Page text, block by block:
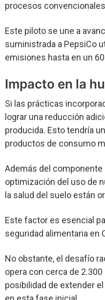
procesos
Este piloto se une a
suministrada a PepsiCo
emisiones hasta en un
Impacto en la
Si las prácticas
lograr una reducción
producida. Esto tendría
productos de consumo
Además del
optimización del uso de
la salud del suelo están
Este factor es esencial
seguridad alimentaria en
No obstante, el desafío
opera con cerca de
posibilidad de extender